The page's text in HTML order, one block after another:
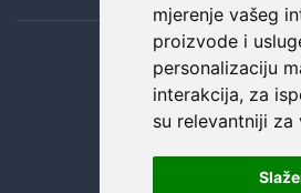
mjerenje vašeg
proizvode i
personalizaciju
interakcija, za
su relevantniji za